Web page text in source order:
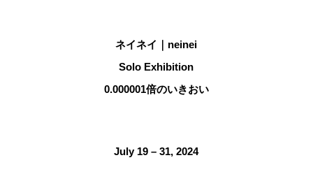
ネイネイ｜neinei
Solo Exhibition
0.000001倍のいきおい
July 19 – 31, 2024